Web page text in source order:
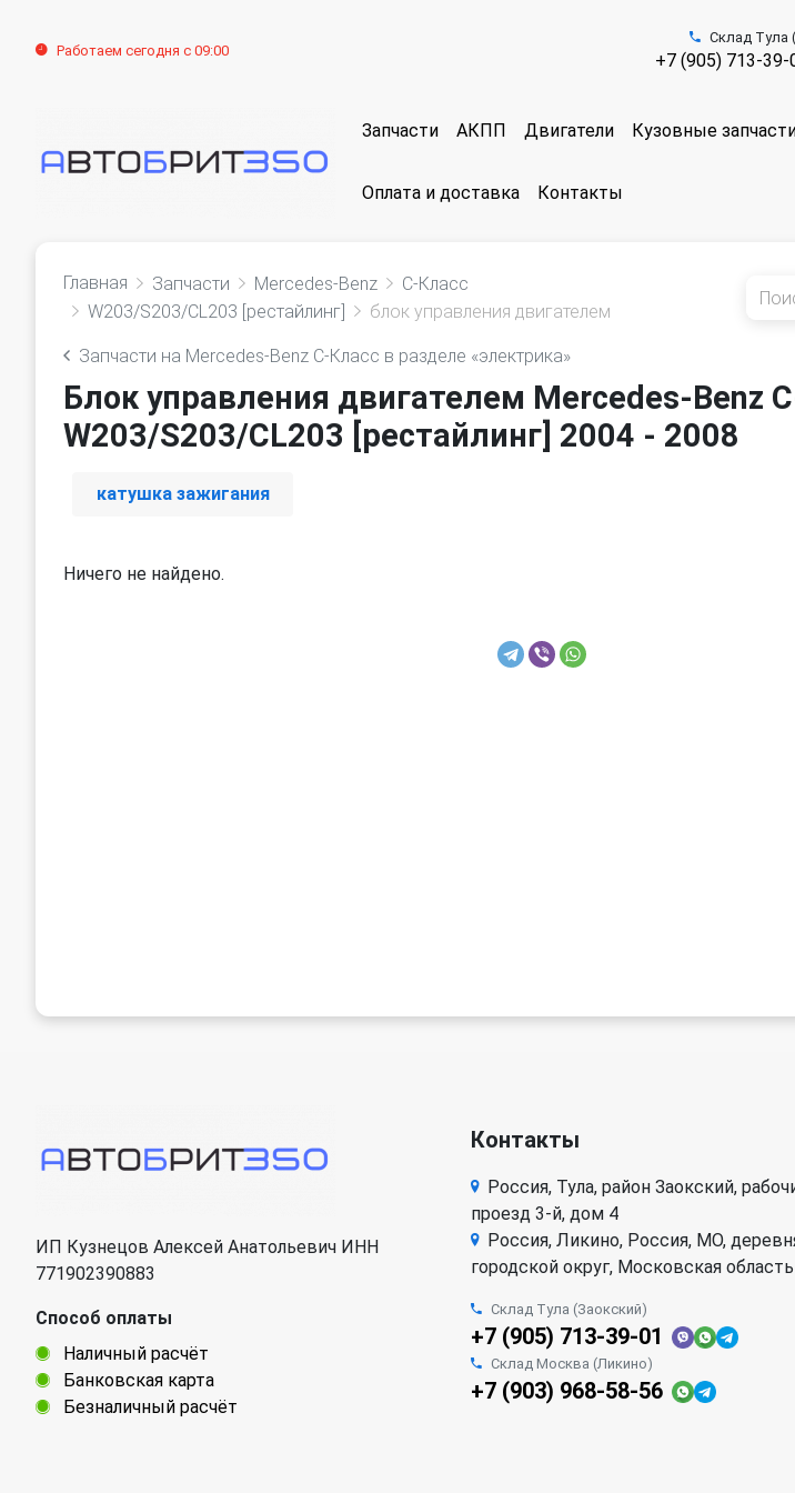
Работаем сегодня с 09:00
Склад Тула
+7 (905) 713-39-
Запчасти АКПП Двигатели Кузовные
Оплата и доставка Контакты
Главная Запчасти Mercedes-Benz
C-Класс
W203/S203/CL203 [рестайлинг]
блок управления двигателем
Запчасти на Mercedes-Benz C-Класс в разделе «электрика»
Блок управления двигателем Mercedes-Benz
W203/S203/CL203 [рестайлинг] 2004 - 2008
катушка зажигания
Ничего не найдено.
ИП Кузнецов Алексей Анатольевич ИНН
771902390883
Способ оплаты
Наличный расчёт
Банковская карта
Безналичный расчёт
Контакты
Россия, Тула, район Заокский,
проезд 3-й, дом 4
Россия, Ликино, Россия, МО,
городской округ, Московская область
Склад Тула (Заокский)
+7 (905) 713-39-01
Склад Москва (Ликино)
+7 (903) 968-58-56